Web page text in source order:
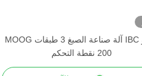
هوايو IBC آلة صناعة الصبغ 3 طبقات MOOG
200 نقطة التحكم